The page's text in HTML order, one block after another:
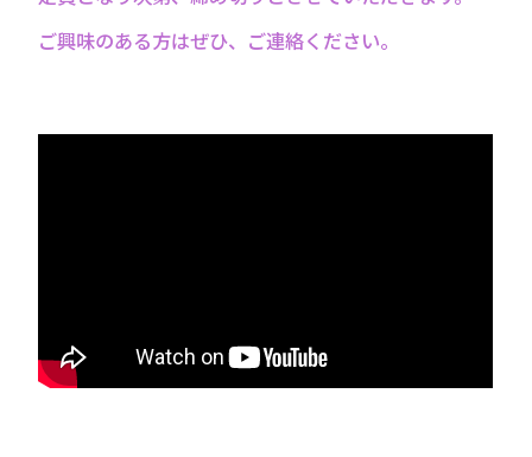
ご興味のある方はぜひ、ご連絡ください。